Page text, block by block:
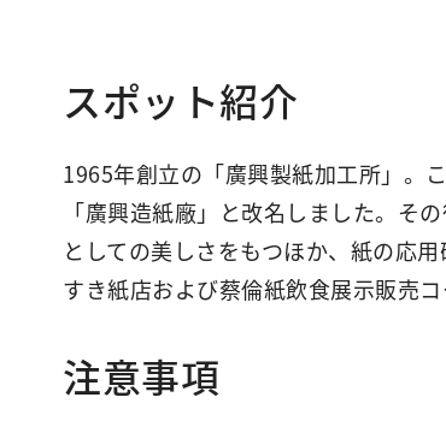
スポット紹介
1965年創立の「廣興製紙加工所」。
「廣興造紙廠」と改名しました。そ
としての美しさをもつほか、紙の応
すき紙店および蔡倫紙飲食展示販売
注意事項